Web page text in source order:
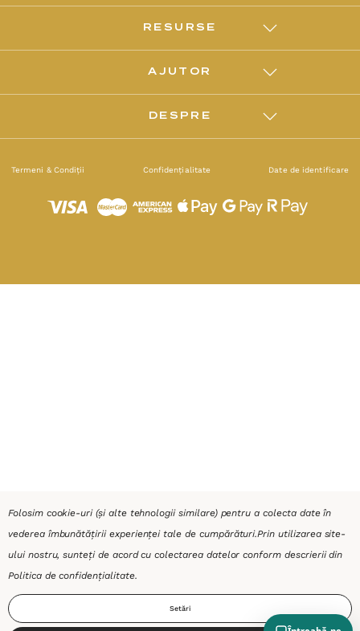
RESURSE
AJUTOR
DESPRE
Termeni & Condiții Confidențialitate Date de identificare
Folosim cookie-uri (și alte tehnologii similare) pentru a colecta date în
vederea îmbunătățirii experienței tale de cumpărături.Prin utilizarea site-
ului nostru, sunteți de acord cu colectarea datelor conform descrierii din
Politica de confidențialitate.
Setări